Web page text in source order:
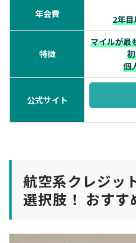
年会費
2年
特徴
マイルが最
個
公式サイト
航空系クレジッ
選択肢！ おすす